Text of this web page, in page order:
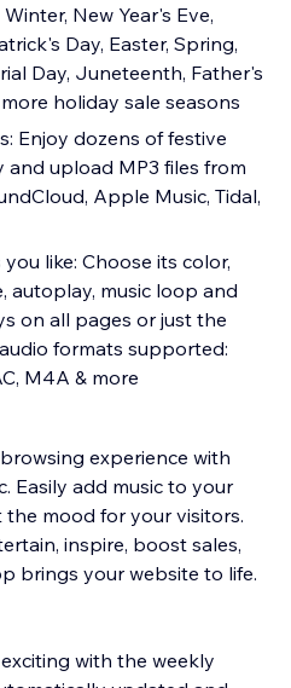
New Year's Eve,
Day, Easter, Spring,
Day, Juneteenth, Father's
holiday sale seasons
Enjoy dozens of festive
upload MP3 files from
Apple Music, Tidal,
like: Choose its color,
autoplay, music loop and
on all pages or just the
formats supported:
M4A & more
experience with
Easily add music to your
mood for your visitors.
inspire, boost sales,
brings your website to life.
with the weekly